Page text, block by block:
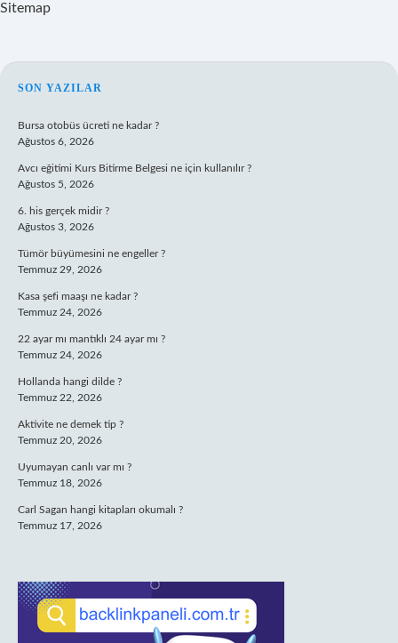
Sitemap
SIDEBAR
SON YAZILAR
Bursa otobüs ücreti ne kadar ?
Ağustos 6, 2026
Avcı eğitimi Kurs Bitirme Belgesi ne için kullanılır ?
Ağustos 5, 2026
6. his gerçek midir ?
Ağustos 3, 2026
Tümör büyümesini ne engeller ?
Temmuz 29, 2026
Kasa şefi maaşı ne kadar ?
Temmuz 24, 2026
22 ayar mı mantıklı 24 ayar mı ?
Temmuz 24, 2026
Hollanda hangi dilde ?
Temmuz 22, 2026
Aktivite ne demek tip ?
Temmuz 20, 2026
Uyumayan canlı var mı ?
Temmuz 18, 2026
Carl Sagan hangi kitapları okumalı ?
Temmuz 17, 2026